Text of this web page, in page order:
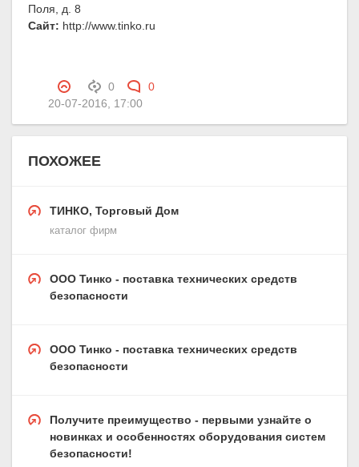
Поля, д. 8
Сайт: http://www.tinko.ru
0
0
20-07-2016, 17:00
ПОХОЖЕЕ
ТИНКО, Торговый Дом
каталог фирм
ООО Тинко - поставка технических средств
безопасности
ООО Тинко - поставка технических средств
безопасности
Получите преимущество - первыми узнайте о
новинках и особенностях оборудования систем
безопасности!